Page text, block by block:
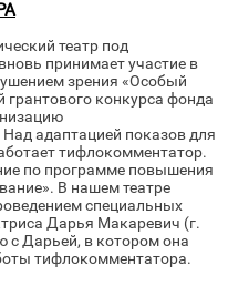
театр под
принимает участие в
зрения «Особый
грантового конкурса фонда
адаптацией показов для
тифлокомментатор.
по программе повышения
В нашем театре
специальных
Дарья Макаревич (г.
с Дарьей, в котором она
тифлокомментатора.